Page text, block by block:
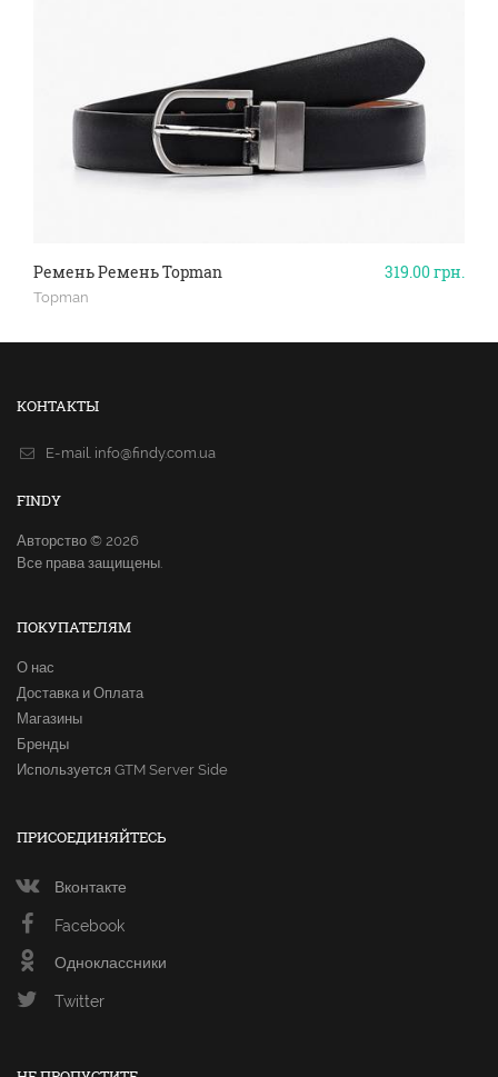
319.00грн.
Ремень Ремень Topman
Topman
КОНТАКТЫ
E-mail. info@findy.com.ua
FINDY
Авторство © 2026
Все права защищены.
ПОКУПАТЕЛЯМ
О нас
Доставка и Оплата
Магазины
Бренды
Используется GTM Server Side
ПРИСОЕДИНЯЙТЕСЬ
Вконтакте
Facebook
Одноклассники
Twitter